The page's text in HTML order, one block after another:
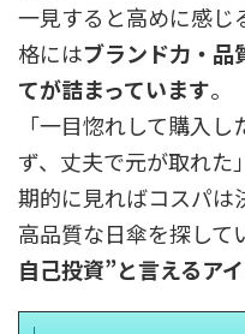
一見すると高めに感じ
格にはブランド力・品
てが詰まっています。
「一目惚れして購入
ず、丈夫で元が取れた
期的に見ればコスパは
高品質な日傘を探して
自己投資”と言えるア